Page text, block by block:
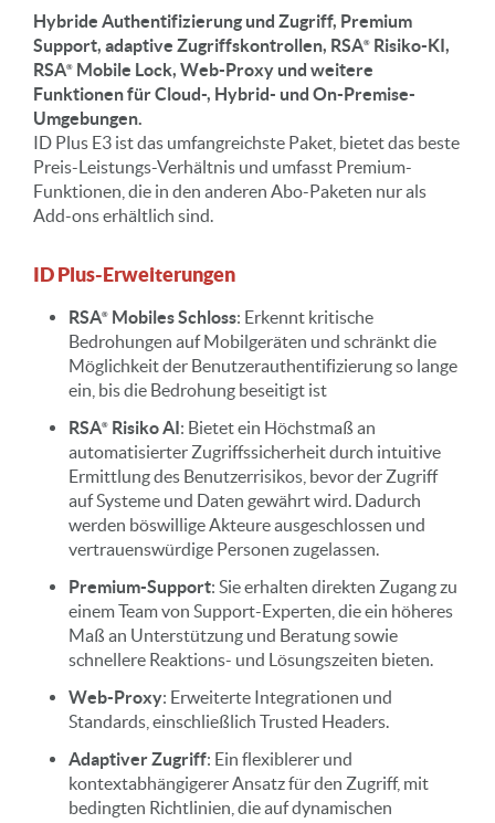
Hybride Authentifizierung und Zugriff, Premium
Support, adaptive Zugriffskontrollen, RSA Risiko-KI,
RSA Mobile Lock, Web-Proxy und weitere
Funktionen für Cloud-, Hybrid- und On-Premise-
Umgebungen.
ID Plus E3 ist das umfangreichste Paket, bietet das beste
Preis-Leistungs-Verhältnis und umfasst Premium-
Funktionen, die in den anderen Abo-Paketen nur als
Add-ons erhältlich sind.
ID Plus-Erweiterungen
RSA Mobiles Schloss: Erkennt kritische
Bedrohungen auf Mobilgeräten und schränkt die
Möglichkeit der Benutzerauthentifizierung so lange
ein, bis die Bedrohung beseitigt ist
RSA Risiko AI: Bietet ein Höchstmaß an
automatisierter Zugriffssicherheit durch intuitive
Ermittlung des Benutzerrisikos, bevor der Zugriff
auf Systeme und Daten gewährt wird. Dadurch
werden böswillige Akteure ausgeschlossen und
vertrauenswürdige Personen zugelassen.
Premium-Support: Sie erhalten direkten Zugang zu
einem Team von Support-Experten, die ein höheres
Maß an Unterstützung und Beratung sowie
schnellere Reaktions- und Lösungszeiten bieten.
Web-Proxy: Erweiterte Integrationen und
Standards, einschließlich Trusted Headers.
Adaptiver Zugriff: Ein flexiblerer und
kontextabhängigerer Ansatz für den Zugriff, mit
bedingten Richtlinien, die auf dynamischen